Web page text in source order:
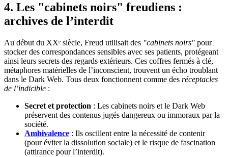
4. Les "cabinets noirs" freudiens :
archives de l’interdit
Au début du XXᵉ siècle, Freud utilisait des "cabinets noirs" pour
stocker des correspondances sensibles avec ses patients, protégeant
ainsi leurs secrets des regards extérieurs. Ces coffres fermés à clé,
métaphores matérielles de l’inconscient, trouvent un écho troublant
dans le Dark Web. Tous deux fonctionnent comme des réceptacles
de l’indicible :
Secret et protection : Les cabinets noirs et le Dark Web
préservent des contenus jugés dangereux ou immoraux par la
société.
Ambivalence : Ils oscillent entre la nécessité de contenir
(pour éviter la dissolution sociale) et le risque de fascination
(attirance pour l’interdit).